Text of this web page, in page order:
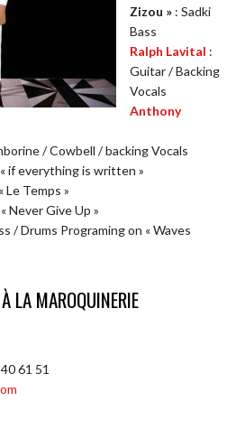
Zizou » : Sadki
Bass
Ralph Lavital :
Guitar / Backing
Vocals
Anthony
/ Cowbell / backing Vocals
if everything is written »
Le Temps »
Never Give Up »
/ Drums Programing on « Waves
LA MAROQUINERIE
61 51